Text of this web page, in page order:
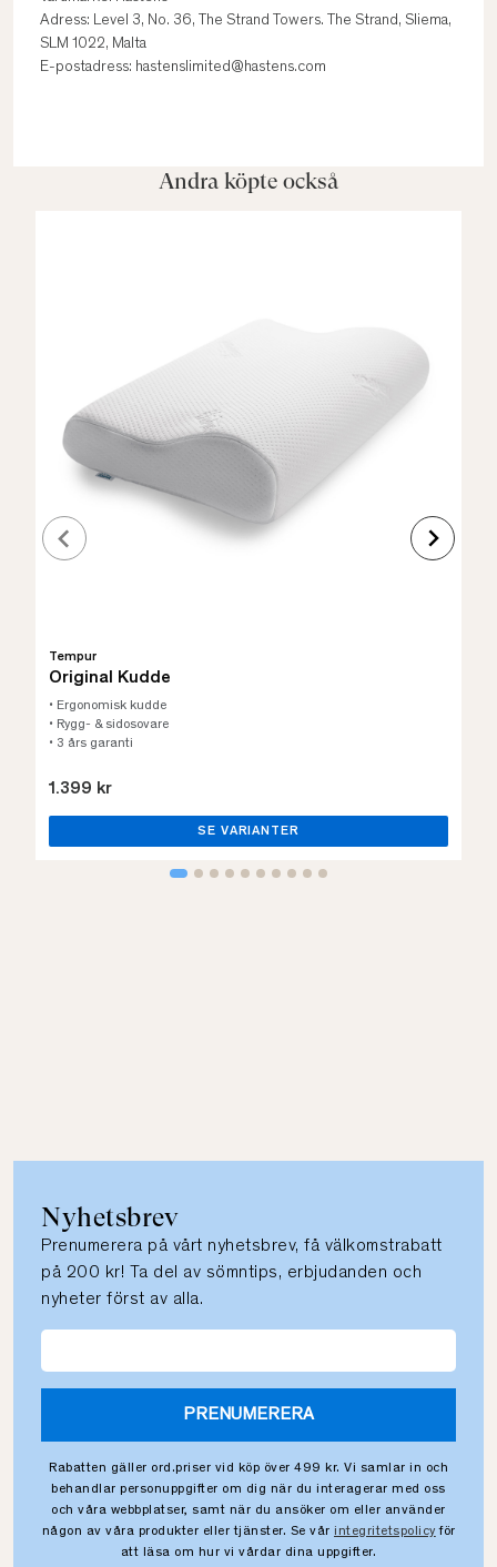
Adress: Level 3, No. 36, The Strand Towers. The Strand, Sliema,
SLM 1022, Malta
E-postadress: hastenslimited@hastens.com
Andra köpte också
Tempur
Original Kudde
• Ergonomisk kudde
• Rygg- & sidosovare
• 3 års garanti
1.399 kr
SE VARIANTER
Nyhetsbrev
Prenumerera på vårt nyhetsbrev, få välkomstrabatt
på 200 kr! Ta del av sömntips, erbjudanden och
nyheter först av alla.
PRENUMERERA
Rabatten gäller ord.priser vid köp över 499 kr. Vi samlar in och
behandlar personuppgifter om dig när du interagerar med oss
och våra webbplatser, samt när du ansöker om eller använder
någon av våra produkter eller tjänster. Se vår integritetspolicy för
att läsa om hur vi vårdar dina uppgifter.